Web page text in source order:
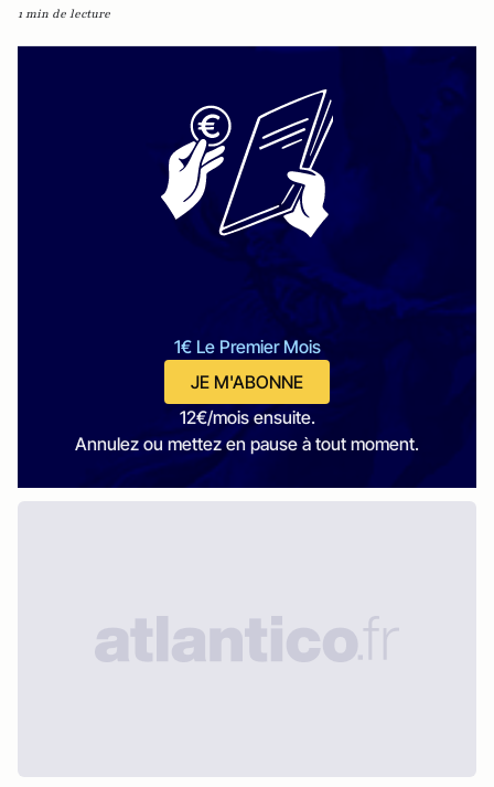
1 min de lecture
1€ Le Premier Mois
JE M'ABONNE
12€/mois ensuite.
Annulez ou mettez en pause à tout moment.